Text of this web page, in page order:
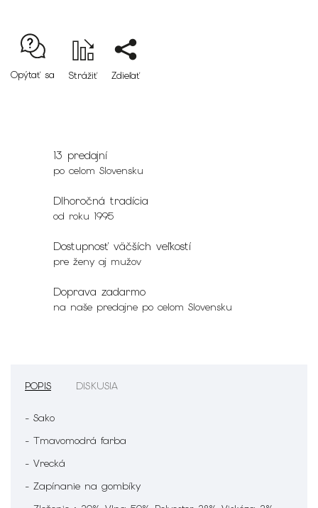
Opýtať sa Strážiť Zdieľať
13 predajní
po celom Slovensku
Dlhoročná tradícia
od roku 1995
Dostupnosť väčších veľkostí
pre ženy aj mužov
Doprava zadarmo
na naše predajne po celom Slovensku
POPIS DISKUSIA
- Sako
- Tmavomodrá farba
- Vrecká
- Zapínanie na gombíky